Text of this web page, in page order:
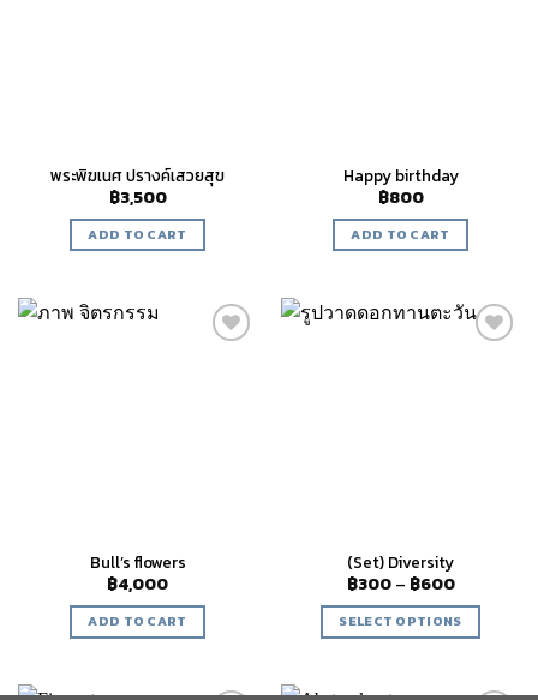
พระพิฆเนศ ปรางค์เสวยสุข
฿3,500
ADD TO CART
Happy birthday
฿800
ADD TO CART
Bull’s flowers
฿4,000
ADD TO CART
(Set) Diversity
฿300– ฿600
SELECT OPTIONS